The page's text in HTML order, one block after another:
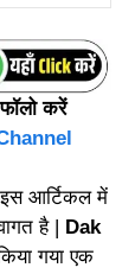
करें
आर्टिकल में
है |
Dak
गया एक